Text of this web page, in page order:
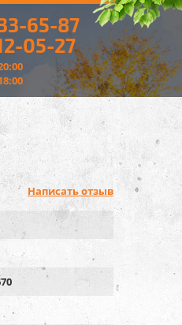
65-87
05-27
Написать отзыв